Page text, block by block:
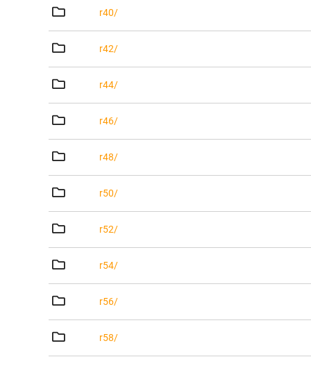
r40/
r42/
r44/
r46/
r48/
r50/
r52/
r54/
r56/
r58/